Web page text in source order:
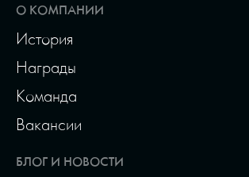
О КОМПАНИИ
История
Награды
Команда
Вакансии
БЛОГ И НОВОСТИ